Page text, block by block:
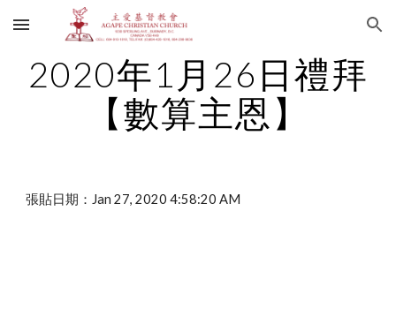
Skip to main content Skip to navigation
2020年1月26日禮拜
【數算主恩】
張貼日期：Jan 27, 2020 4:58:20 AM